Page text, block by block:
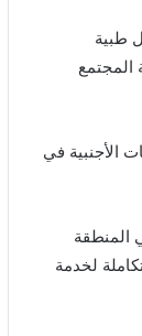
طبية
المجتمع
الأجنبية في
المنطقة
لخدمة